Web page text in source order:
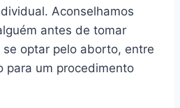
Aconselhamos
antes de tomar
optar pelo aborto, entre
para um procedimento